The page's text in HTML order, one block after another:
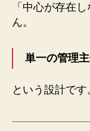
「中心が存在
ん。
単一の管理
という設計です